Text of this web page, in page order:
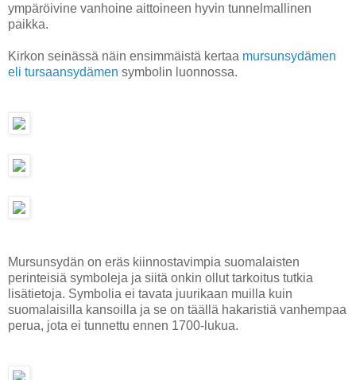
ympäröivine vanhoine aittoineen hyvin tunnelmallinen
paikka.
Kirkon seinässä näin ensimmäistä kertaa mursunsydämen
eli tursaansydämen symbolin luonnossa.
Mursunsydän on eräs kiinnostavimpia suomalaisten
perinteisiä symboleja ja siitä onkin ollut tarkoitus tutkia
lisätietoja. Symbolia ei tavata juurikaan muilla kuin
suomalaisilla kansoilla ja se on täällä hakaristiä vanhempaa
perua, jota ei tunnettu ennen 1700-lukua.